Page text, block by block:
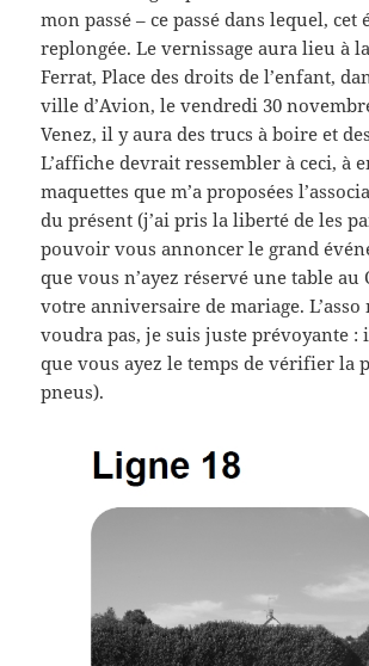
mon passé – ce passé dans lequel, cet
replongée. Le vernissage aura lieu à
Ferrat, Place des droits de l’enfant,
ville d’Avion, le vendredi 30
Venez, il y aura des trucs à boire et
L’affiche devrait ressembler à ceci, à
maquettes que m’a proposées
du présent (j’ai pris la liberté de les
pouvoir vous annoncer le grand
que vous n’ayez réservé une table
votre anniversaire de mariage. L’asso
voudra pas, je suis juste prévoyante :
que vous ayez le temps de vérifier la
pneus).